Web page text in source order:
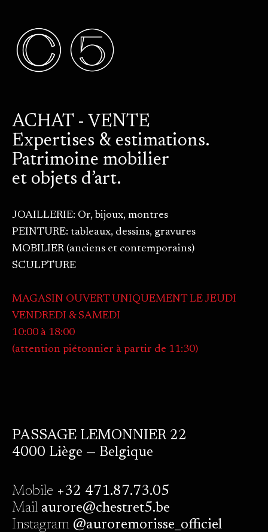
ACHAT - VENTE
Expertises & estimations.
Patrimoine mobilier
et objets d’art.
JOAILLERIE: Or, bijoux, montres
PEINTURE: tableaux, dessins, gravures
MOBILIER (anciens et contemporains)
SCULPTURE
MAGASIN OUVERT UNIQUEMENT LE JEUDI
VENDREDI & SAMEDI
10:00 à 18:00
(attention piétonnier à partir de 11:30)
PASSAGE LEMONNIER 22
4000 Liège — Belgique
Mobile +32 471.87.73.05
Mailaurore@chestret5.be
Instagram@auroremorisse_officiel